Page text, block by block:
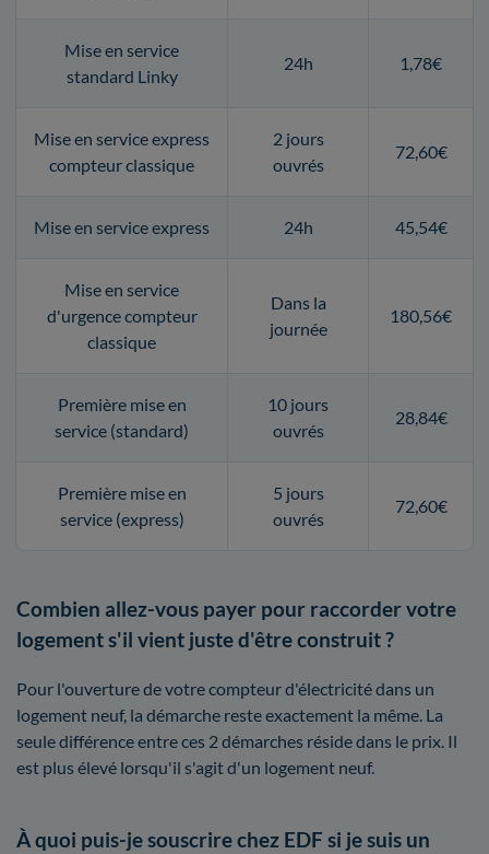
Mise en service
standard Linky
24h 1,78€
Mise en service express
compteur classique
2 jours
ouvrés
72,60€
Mise en service express 24h 45,54€
Mise en service
d'urgence compteur
classique
Dans la
journée
180,56€
Première mise en
service (standard)
10 jours
ouvrés
28,84€
Première mise en
service (express)
5 jours
ouvrés
72,60€
Combien allez-vous payer pour raccorder votre
logement s'il vient juste d'être construit ?
Pour l'ouverture de votre compteur d'électricité dans un
logement neuf, la démarche reste exactement la même. La
seule différence entre ces 2 démarches réside dans le prix. Il
est plus élevé lorsqu'il s'agit d'un logement neuf.
À quoi puis-je souscrire chez EDF si je suis un